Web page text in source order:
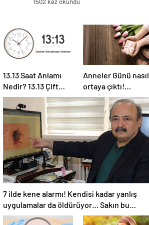
1502 kez okundu
13.13 Saat Anlamı
Nedir? 13.13 Çift
Saatlerin Anlamı
Nasıl Yorumlanır?
Anneler Günü nasıl
ortaya çıktı!
Anneler Günü
tarihçesi! Anneler
Günü ilk kez ne
zaman kutlandı?
7 ilde kene alarmı! Kendisi kadar yanlış
uygulamalar da öldürüyor… Sakın bu
hataları yapmayın